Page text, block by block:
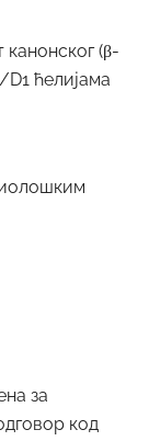
(β-
ћелијама
за
код